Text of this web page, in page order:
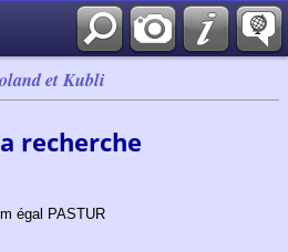
et Kubli
recherche
égal PASTUR